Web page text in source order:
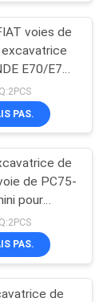
1126
voies de
excavatrice
E70/E70B
PAS.
de
de PC75-
pour
de contrat
PAS.
de